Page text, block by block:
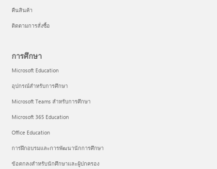
คืนสินค้า
ติดตามการสั่งซื้อ
การศึกษา
Microsoft Education
อุปกรณ์สำหรับการศึกษา
Microsoft Teams สำหรับการศึกษา
Microsoft 365 Education
Office Education
การฝึกอบรมและการพัฒนานักการศึกษา
ข้อตกลงสำหรับนักศึกษาและผู้ปกครอง